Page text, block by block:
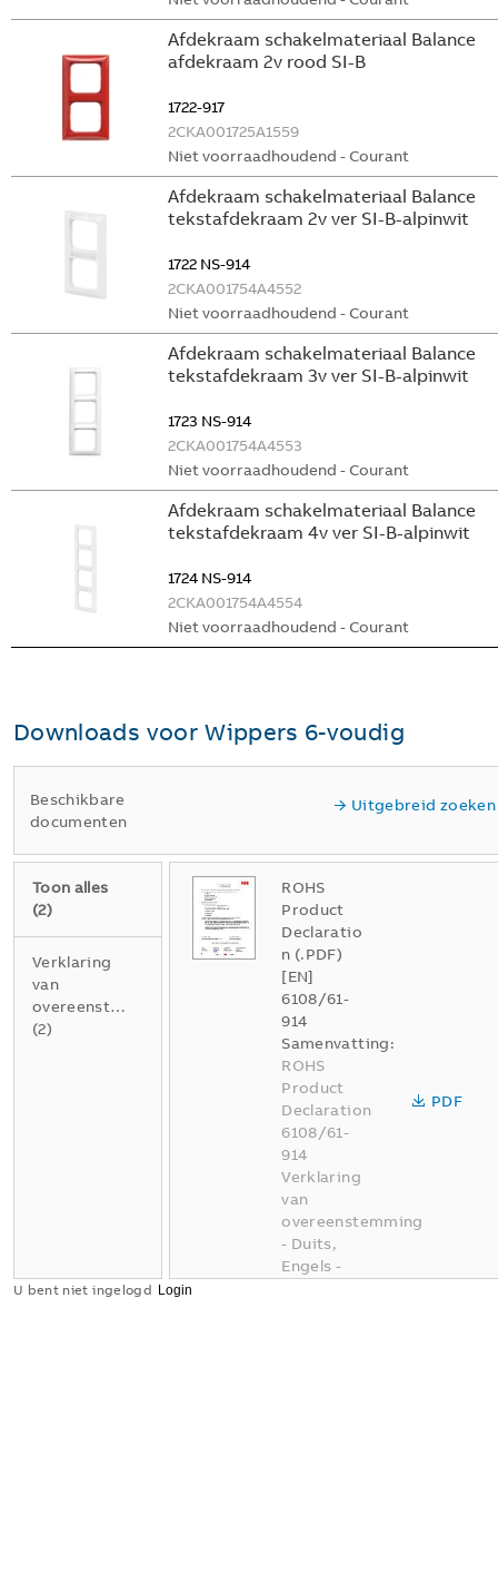
Afdekraam schakelmateriaal Balance
afdekraam 2v rood SI-B
1722-917
2CKA001725A1559
Niet voorraadhoudend - Courant
Afdekraam schakelmateriaal Balance
tekstafdekraam 2v ver SI-B-alpinwit
1722 NS-914
2CKA001754A4552
Niet voorraadhoudend - Courant
Afdekraam schakelmateriaal Balance
tekstafdekraam 3v ver SI-B-alpinwit
1723 NS-914
2CKA001754A4553
Niet voorraadhoudend - Courant
Afdekraam schakelmateriaal Balance
tekstafdekraam 4v ver SI-B-alpinwit
1724 NS-914
2CKA001754A4554
Niet voorraadhoudend - Courant
Downloads voor Wippers 6-voudig
Beschikbare
documenten
Uitgebreid zoeken
Toon alles
(2)
Verklaring
van
overeenstemming
(2)
ROHS
Product
Declaratio
n (.PDF)
[EN]
6108/61-
914
Samenvatting:
ROHS
Product
Declaration
6108/61-
914
Verklaring
van
overeenstemming
- Duits,
Engels -
PDF
U bent niet ingelogd